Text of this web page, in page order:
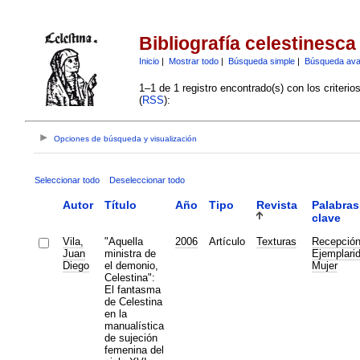
Bibliografía celestinesca
Inicio| Mostrar todo| Búsqueda simple| Búsqueda
1–1 de 1 registro encontrado(s) con los
(RSS):
Opciones de búsqueda y visualización
Seleccionar todo Deseleccionar todo
Autor Título Año Tipo Revista
Palabras
clave
Vila,
Juan
Diego
"Aquella
ministra de
el demonio,
Celestina":
El fantasma
de Celestina
en la
manualística
de sujeción
femenina del
2006 Artículo Texturas
Recepción
Mujer